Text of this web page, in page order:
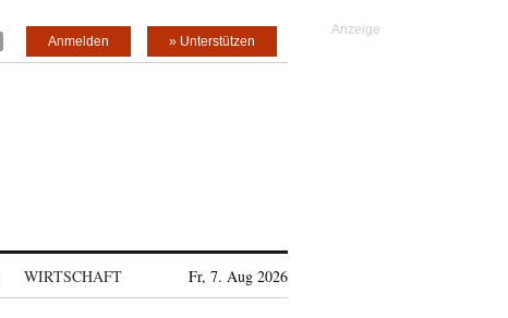
» Unterstützen
Anmelden
WIRTSCHAFT Fr, 7. Aug 2026